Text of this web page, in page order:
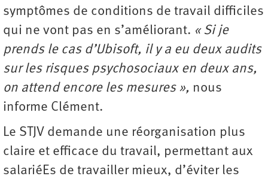
symptômes de conditions de travail difficiles
qui ne vont pas en s’améliorant. « Si je
prends le cas d’Ubisoft, il y a eu deux audits
sur les risques psychosociaux en deux ans,
on attend encore les mesures », nous
informe Clément.
Le STJV demande une réorganisation plus
claire et efficace du travail, permettant aux
salariéEs de travailler mieux, d’éviter les